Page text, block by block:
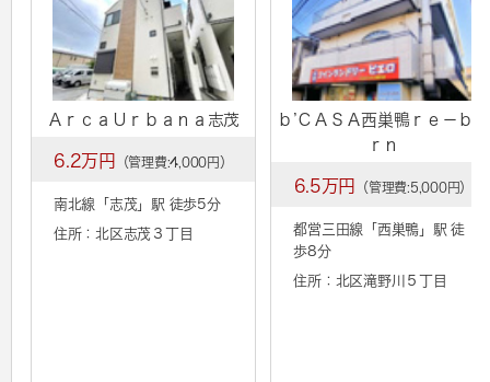
ＡｒｃａＵｒｂａｎａ志茂
6.2万円 （管理費:4,000円）
南北線「 志茂」駅 徒歩5分
住所：北区志茂３丁目
ｂ’ＣＡＳＡ西巣鴨ｒｅ－ｂｏ
ｒｎ
6.5万円 （管理費:5,000円）
都営三田線「 西巣鴨 」駅 徒
歩8分
住所：北区滝野川５丁目